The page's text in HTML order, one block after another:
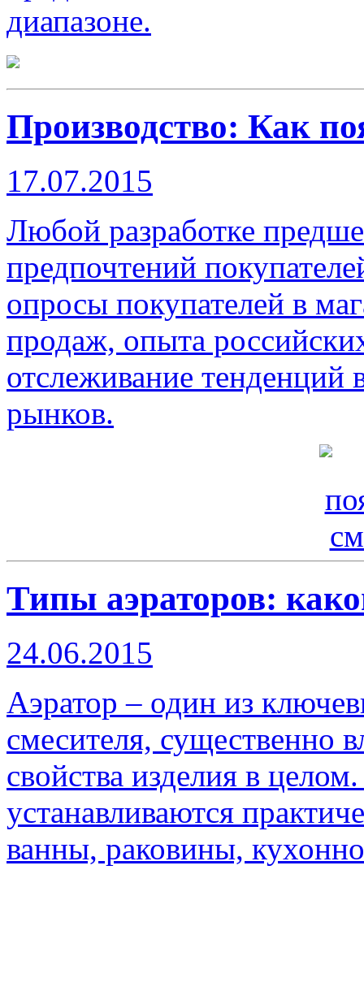
диапазоне.
Производство: Как
17.07.2015
Любой разработке
предпочтений
опросы покупателей в
продаж, опыта
отслеживание тенденций
рынков.
Типы аэраторов:
24.06.2015
Аэратор – один из
смесителя, существенно
свойства изделия в
устанавливаются
ванны, раковины,